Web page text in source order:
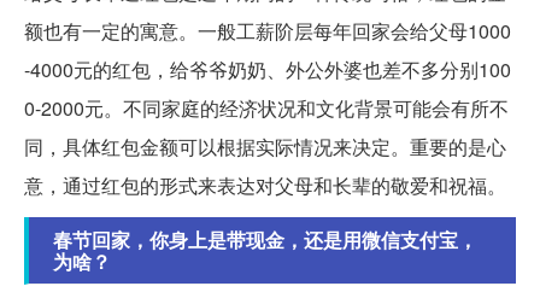
额也有一定的寓意。一般工薪阶层每年回家会给父母1000
-4000元的红包，给爷爷奶奶、外公外婆也差不多分别100
0-2000元。不同家庭的经济状况和文化背景可能会有所不
同，具体红包金额可以根据实际情况来决定。重要的是心
意，通过红包的形式来表达对父母和长辈的敬爱和祝福。
春节回家，你身上是带现金，还是用微信支付宝，
为啥？